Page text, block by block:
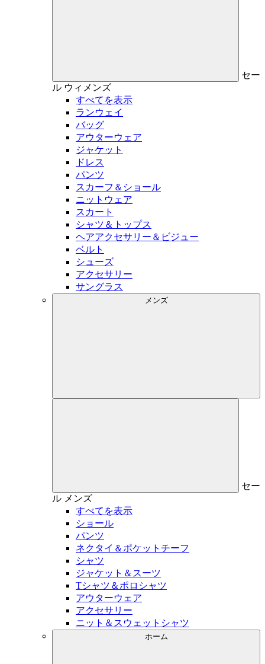
セー
ル ウィメンズ
すべてを表示
ランウェイ
バッグ
アウターウェア
ジャケット
ドレス
パンツ
スカーフ＆ショール
ニットウェア
スカート
シャツ＆トップス
ヘアアクセサリー＆ビジュー
ベルト
シューズ
アクセサリー
サングラス
メンズ
セー
ル メンズ
すべてを表示
ショール
パンツ
ネクタイ＆ポケットチーフ
シャツ
ジャケット＆スーツ
Tシャツ＆ポロシャツ
アウターウェア
アクセサリー
ニット＆スウェットシャツ
ホーム